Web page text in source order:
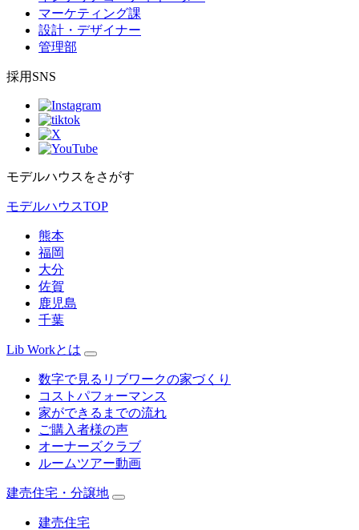
マーケティング課
設計・デザイナー
管理部
採用SNS
モデルハウスをさがす
モデルハウスTOP
熊本
福岡
大分
佐賀
鹿児島
千葉
Lib Workとは
数字で見るリブワークの家づくり
コストパフォーマンス
家ができるまでの流れ
ご購入者様の声
オーナーズクラブ
ルームツアー動画
建売住宅・分譲地
建売住宅